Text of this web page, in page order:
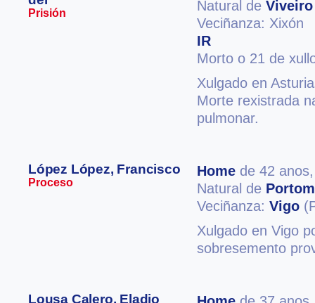
Prisión
Natural de Viveiro
Veciñanza: Xixón
IR
Morto o 21 de
Xulgado en
Morte rexistrada
pulmonar.
López López, Francisco
Proceso
Home de 42
Natural de
Veciñanza: Vigo
Xulgado en Vigo
sobresemento
Lousa Calero, Eladio